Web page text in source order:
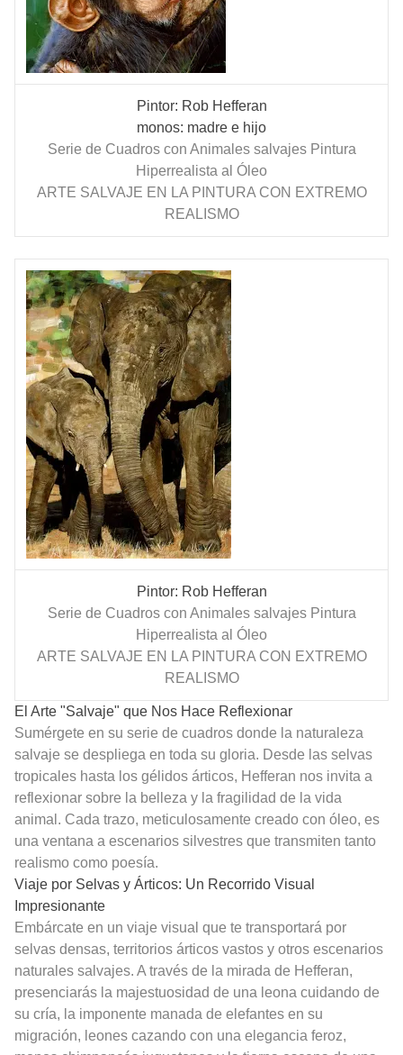
Pintor: Rob Hefferan
monos: madre e hijo
Serie de Cuadros con Animales salvajes Pintura
Hiperrealista al Óleo
ARTE SALVAJE EN LA PINTURA CON EXTREMO
REALISMO
Pintor: Rob Hefferan
Serie de Cuadros con Animales salvajes Pintura
Hiperrealista al Óleo
ARTE SALVAJE EN LA PINTURA CON EXTREMO
REALISMO
El Arte "Salvaje" que Nos Hace Reflexionar
Sumérgete en su serie de cuadros donde la naturaleza
salvaje se despliega en toda su gloria. Desde las selvas
tropicales hasta los gélidos árticos, Hefferan nos invita a
reflexionar sobre la belleza y la fragilidad de la vida
animal. Cada trazo, meticulosamente creado con óleo, es
una ventana a escenarios silvestres que transmiten tanto
realismo como poesía.
Viaje por Selvas y Árticos: Un Recorrido Visual
Impresionante
Embárcate en un viaje visual que te transportará por
selvas densas, territorios árticos vastos y otros escenarios
naturales salvajes. A través de la mirada de Hefferan,
presenciarás la majestuosidad de una leona cuidando de
su cría, la imponente manada de elefantes en su
migración, leones cazando con una elegancia feroz,